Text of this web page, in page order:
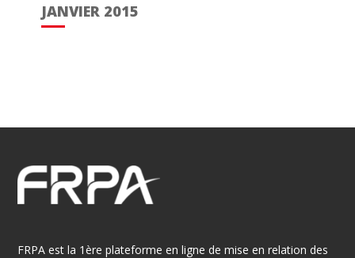
JANVIER 2015
FRPA est la 1ère plateforme en ligne de mise en relation des